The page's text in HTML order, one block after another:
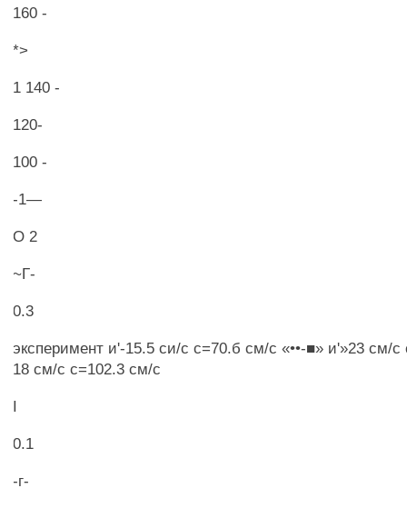
160 -
*>
1 140 -
120-
100 -
-1—
О 2
~Г-
0.3
эксперимент и'-15.5 си/с с=70.б см/с «••-■» и'»23 см/
18 см/с с=102.3 см/с
I
0.1
-г-